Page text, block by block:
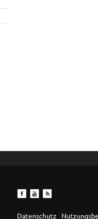
Datenschutz